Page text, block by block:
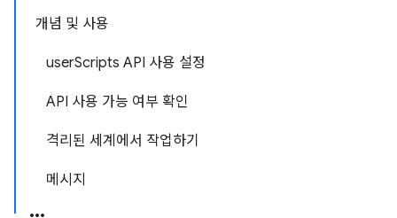
개념 및 사용
userScripts API 사용 설정
API 사용 가능 여부 확인
격리된 세계에서 작업하기
메시지